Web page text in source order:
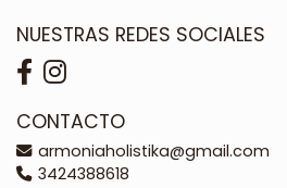
NUESTRAS REDES SOCIALES
CONTACTO
armoniaholistika@gmail.com
3424388618